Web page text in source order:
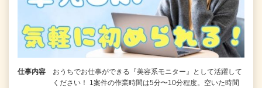
仕事内容
おうちでお仕事ができる『美容系モニター』として活躍して
ください！ 1案件の作業時間は5分〜10分程度。空いた時間